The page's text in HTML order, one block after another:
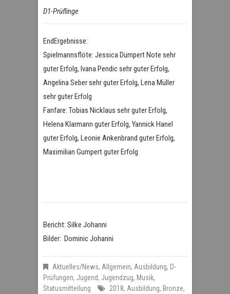
D1-Prüflinge
EndErgebnisse:
Spielmannsflöte: Jessica Dümpert Note sehr
guter Erfolg, Ivana Pendic sehr guter Erfolg,
Angelina Seber sehr guter Erfolg, Lena Müller
sehr guter Erfolg
Fanfare: Tobias Nicklaus sehr guter Erfolg,
Helena Klarmann guter Erfolg, Yannick Hanel
guter Erfolg, Leonie Ankenbrand guter Erfolg,
Maximilian Gumpert guter Erfolg
Bericht: Silke Johanni
Bilder: Dominic Johanni
Aktuelles/News, Allgemein, Ausbildung, D-
Prüfungen, Jugend, Jugendzug, Musik,
Statusmitteilung
2018, Ausbildung, Bronze,